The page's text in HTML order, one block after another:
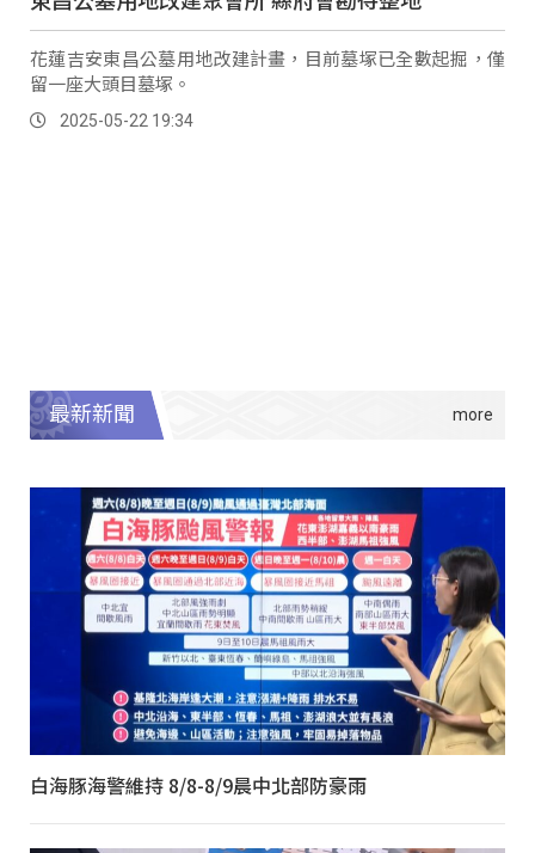
花蓮吉安東昌公墓用地改建計畫，目前墓塚已全數起掘，僅
留一座大頭目墓塚。
2025-05-22 19:34
最新新聞
白海豚海警維持 8/8-8/9晨中北部防豪雨